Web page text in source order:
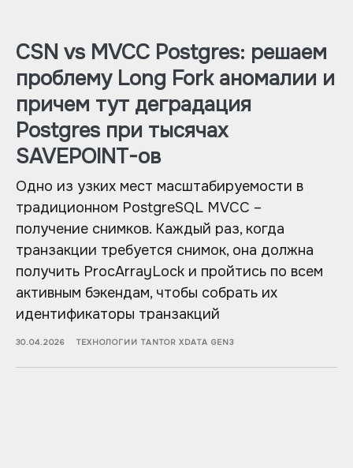
CSN vs MVCC Postgres: решаем
проблему Long Fork аномалии и
причем тут деградация
Postgres при тысячах
SAVEPOINT-ов
Одно из узких мест масштабируемости в
традиционном PostgreSQL MVCC –
получение снимков. Каждый раз, когда
транзакции требуется снимок, она должна
получить ProcArrayLock и пройтись по всем
активным бэкендам, чтобы собрать их
идентификаторы транзакций
30.04.2026 ТЕХНОЛОГИИ TANTOR XDATA GEN3